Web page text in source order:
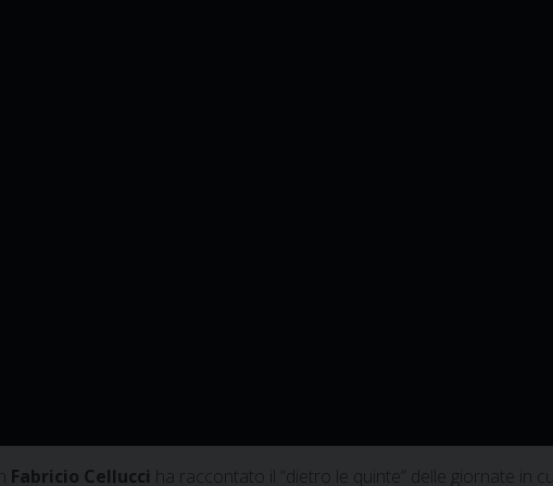
Fabricio Cellucci ha raccontato il “dietro le quinte” delle giornate in